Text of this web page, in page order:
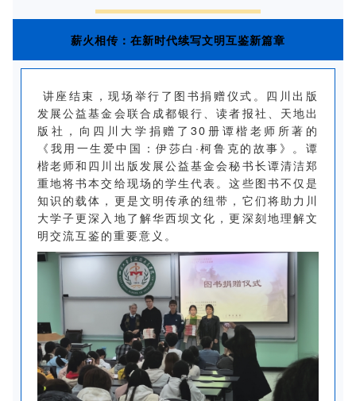
薪火相传：在新时代续写文明互鉴新篇章
讲座结束，现场举行了图书捐赠仪式。四川出版
发展公益基金会联合成都银行、读者报社、天地出
版社，向四川大学捐赠了30册谭楷老师所著的
《我用一生爱中国：伊莎白·柯鲁克的故事》。谭
楷老师和四川出版发展公益基金会秘书长谭清洁郑
重地将书本交给现场的学生代表。这些图书不仅是
知识的载体，更是文明传承的纽带，它们将助力川
大学子更深入地了解华西坝文化，更深刻地理解文
明交流互鉴的重要意义。